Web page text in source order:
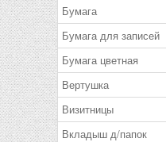
Бумага
Бумага для записей
Бумага цветная
Вертушка
Визитницы
Вкладыш д/папок